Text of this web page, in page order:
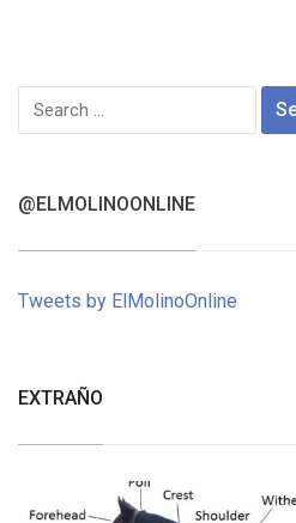
Search
@ELMOLINOONLINE
Tweets by ElMolinoOnline
EXTRAÑO